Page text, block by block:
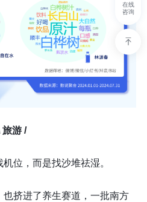
旅游 /
位，而是找沙堆祛湿。
挤进了养生赛道，一批南方
在线
咨询